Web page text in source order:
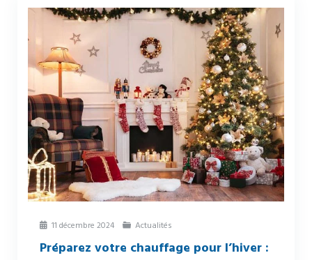
11 décembre 2024 Actualités
Préparez votre chauffage pour l’hiver :